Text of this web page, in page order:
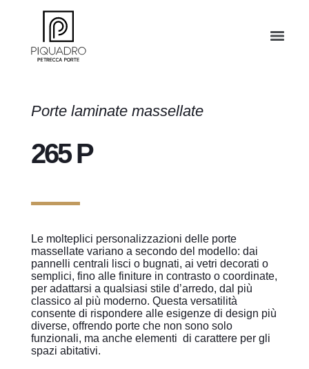
Porte laminate massellate
265 P
Le molteplici personalizzazioni delle porte
massellate variano a secondo del modello: dai
pannelli centrali lisci o bugnati, ai vetri decorati o
semplici, fino alle finiture in contrasto o coordinate,
per adattarsi a qualsiasi stile d’arredo, dal più
classico al più moderno. Questa versatilità
consente di rispondere alle esigenze di design più
diverse, offrendo porte che non sono solo
funzionali, ma anche elementi di carattere per gli
spazi abitativi.